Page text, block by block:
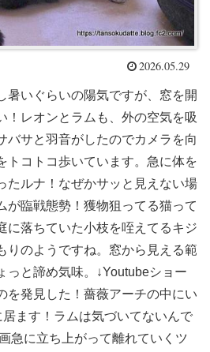
2026.05.29
暑いぐらいの陽気ですが、窓を開
！レオンとラムも、外の空気を吸
バサと羽音がしたのでカメラを向
トコトコ歩いています。急に体を
たルナ！なぜかサッと見えない場
が臨戦態勢！獲物狙ってる猫って
に落ちていた小枝を咥えてるキジ
りのようですね。窓から見える範
っと諦め気味。↓Youtubeショー
を発見した！薔薇アーチの中にい
ます！ラムは気づいてないんで
急に立ち上がって離れていくツ